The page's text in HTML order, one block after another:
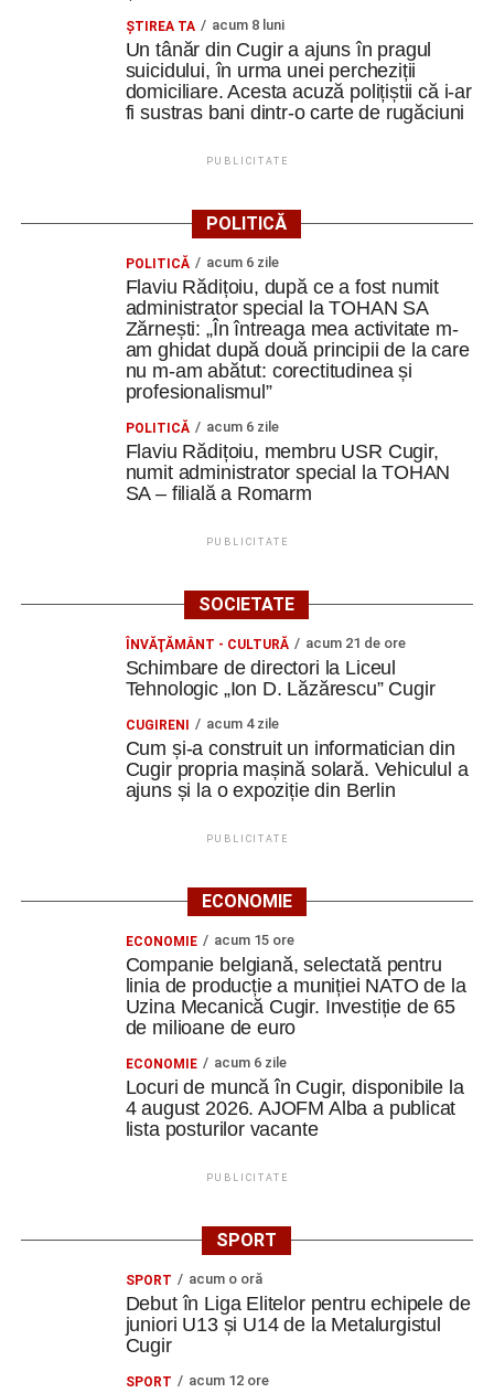
ȘTIREA TA acum 8 luni
Un tânăr din Cugir a ajuns în pragul
suicidului, în urma unei percheziții
domiciliare. Acesta acuză polițiștii că i-ar
fi sustras bani dintr-o carte de rugăciuni
PUBLICITATE
POLITICĂ
POLITICĂ acum 6 zile
Flaviu Rădițoiu, după ce a fost numit
administrator special la TOHAN SA
Zărnești: „În întreaga mea activitate m-
am ghidat după două principii de la care
nu m-am abătut: corectitudinea și
profesionalismul”
POLITICĂ acum 6 zile
Flaviu Rădițoiu, membru USR Cugir,
numit administrator special la TOHAN
SA – filială a Romarm
PUBLICITATE
SOCIETATE
ÎNVĂŢĂMÂNT - CULTURĂ acum 21 de ore
Schimbare de directori la Liceul
Tehnologic „Ion D. Lăzărescu” Cugir
CUGIRENI acum 4 zile
Cum și-a construit un informatician din
Cugir propria mașină solară. Vehiculul a
ajuns și la o expoziție din Berlin
PUBLICITATE
ECONOMIE
ECONOMIE acum 15 ore
Companie belgiană, selectată pentru
linia de producție a muniției NATO de la
Uzina Mecanică Cugir. Investiție de 65
de milioane de euro
ECONOMIE acum 6 zile
Locuri de muncă în Cugir, disponibile la
4 august 2026. AJOFM Alba a publicat
lista posturilor vacante
PUBLICITATE
SPORT
SPORT acum o oră
Debut în Liga Elitelor pentru echipele de
juniori U13 și U14 de la Metalurgistul
Cugir
SPORT acum 12 ore